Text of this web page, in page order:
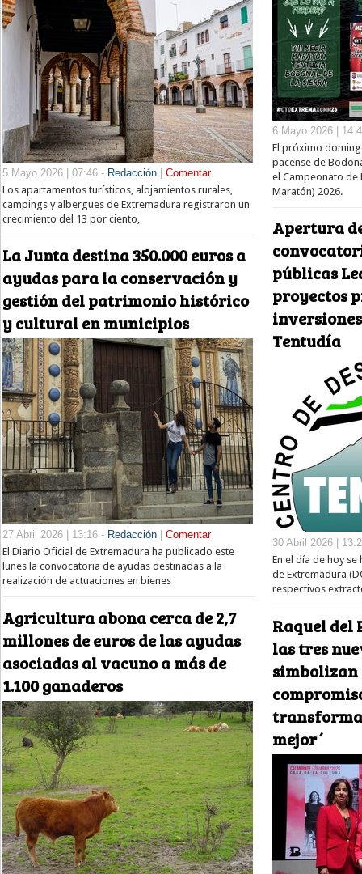
5 Mayo 2026 | 07:46 - Redacción
Comentar
Los apartamentos turísticos, alojamientos rurales,
campings y albergues de Extremadura registraron un
crecimiento del 13 por ciento,
La Junta destina 350.000 euros a
ayudas para la conservación y
gestión del patrimonio histórico
y cultural en municipios
27 Abril 2026 | 13:16 - Redacción
Comentar
El Diario Oficial de Extremadura ha publicado este
lunes la convocatoria de ayudas destinadas a la
realización de actuaciones en bienes
Agricultura abona cerca de 2,7
millones de euros de las ayudas
asociadas al vacuno a más de
1.100 ganaderos
6 Mayo 2026 |
El próximo
pacense de
el Campeonato de
Maratón) 2026.
Apertura
públicas
proyectos
Tentudía
30 Abril 2026 |
En el día de hoy
de Extremadura
respectivos
Raquel del
las tres
simbolizan
mejor´